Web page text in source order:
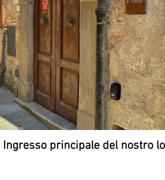
Ingresso principale del nostro